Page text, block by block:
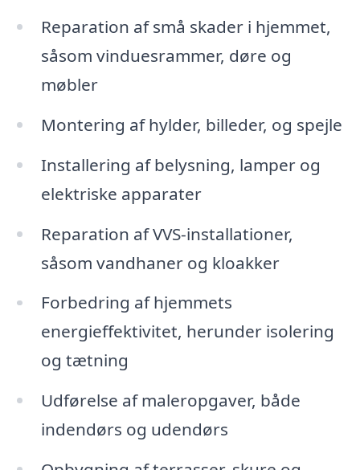
Reparation af små skader i hjemmet,
såsom vinduesrammer, døre og
møbler
Montering af hylder, billeder, og spejle
Installering af belysning, lamper og
elektriske apparater
Reparation af VVS-installationer,
såsom vandhaner og kloakker
Forbedring af hjemmets
energieffektivitet, herunder isolering
og tætning
Udførelse af maleropgaver, både
indendørs og udendørs